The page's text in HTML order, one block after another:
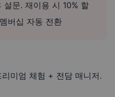
문. 재이용 시 10% 할
버십 자동 전환
미엄 체험 + 전담 매니저.